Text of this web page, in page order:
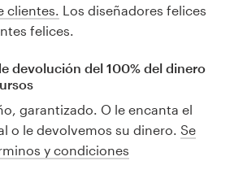
clientes. Los diseñadores felices
felices.
devolución del 100% del dinero
garantizado. O le encanta el
o le devolvemos su dinero. Se
y condiciones